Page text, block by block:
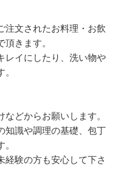
注文されたお料理・お飲
きます。
レイにしたり、洗い物や
どからお願いします。
知識や調理の基礎、包丁
経験の方も安心して下さ